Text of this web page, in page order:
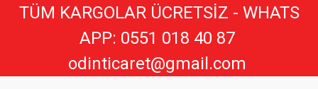
TÜM KARGOLAR ÜCRETSİZ - WHATS
APP: 0551 018 40 87
odinticaret@gmail.com